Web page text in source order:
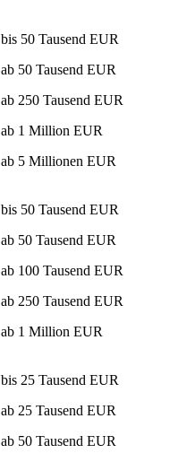
bis 50 Tausend EUR
ab 50 Tausend EUR
ab 250 Tausend EUR
ab 1 Million EUR
ab 5 Millionen EUR
bis 50 Tausend EUR
ab 50 Tausend EUR
ab 100 Tausend EUR
ab 250 Tausend EUR
ab 1 Million EUR
bis 25 Tausend EUR
ab 25 Tausend EUR
ab 50 Tausend EUR